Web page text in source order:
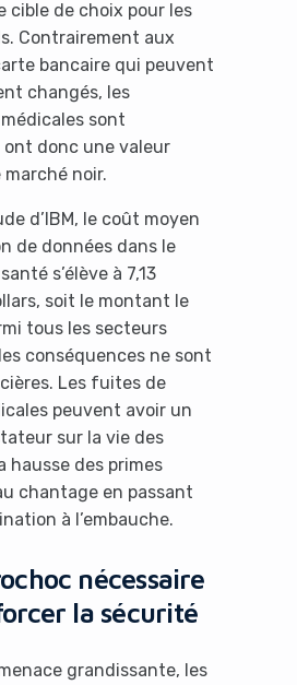
cible de choix pour les
Contrairement aux
bancaire qui peuvent
changés, les
sont
ont donc une valeur
noir.
d’IBM, le coût moyen
de données dans le
s’élève à 7,13
soit le montant le
tous les secteurs
conséquences ne sont
Les fuites de
peuvent avoir un
sur la vie des
hausse des primes
chantage en passant
à l’embauche.
nécessaire
la sécurité
grandissante, les